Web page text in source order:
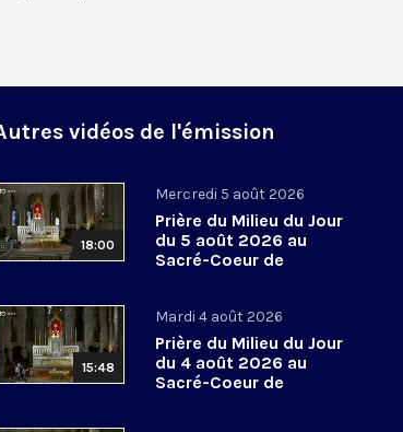
vidéos de l'émission
18:00
Mercredi 5 août 2026
Prière du Milieu du Jour
du 5 août 2026 au
Sacré-Coeur de
15:48
Mardi 4 août 2026
Prière du Milieu du Jour
du 4 août 2026 au
Sacré-Coeur de